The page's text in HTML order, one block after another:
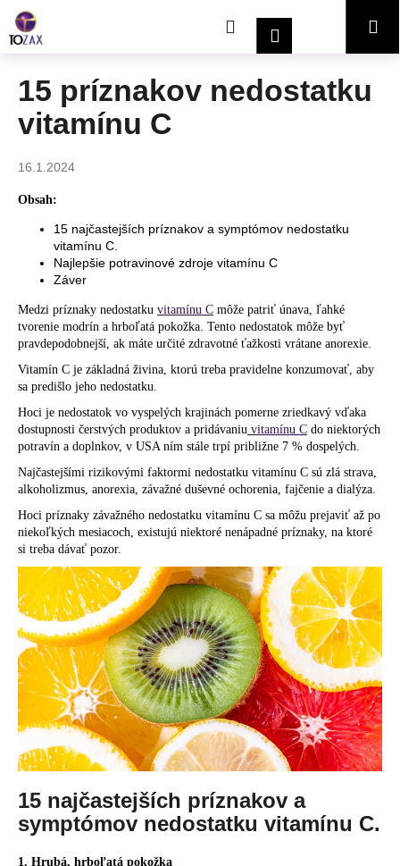
obsah
HľadaťPrihlásenieNákupný
košík
15 príznakov nedostatku
vitamínu C
16.1.2024
Obsah:
15 najčastejších príznakov a symptómov nedostatku
vitamínu C.
Najlepšie potravinové zdroje vitamínu C
Záver
Medzi príznaky nedostatku vitamínu C môže patriť únava, ľahké
tvorenie modrín a hrboľatá pokožka. Tento nedostatok môže byť
pravdepodobnejší, ak máte určité zdravotné ťažkosti vrátane anorexie.
Vitamín C je základná živina, ktorú treba pravidelne konzumovať, aby
sa predišlo jeho nedostatku.
Hoci je nedostatok vo vyspelých krajinách pomerne zriedkavý vďaka
dostupnosti čerstvých produktov a pridávaniu vitamínu C do niektorých
potravín a doplnkov, v USA ním stále trpí približne 7 % dospelých.
Najčastejšími rizikovými faktormi nedostatku vitamínu C sú zlá strava,
alkoholizmus, anorexia, závažné duševné ochorenia, fajčenie a dialýza.
Hoci príznaky závažného nedostatku vitamínu C sa môžu prejaviť až po
niekoľkých mesiacoch, existujú niektoré nenápadné príznaky, na ktoré
si treba dávať pozor.
15 najčastejších príznakov a
symptómov nedostatku vitamínu C.
1. Hrubá, hrboľatá pokožka
o
Č
o
o
t
j
e
t
e
á
j
s
ť
?
HĽADAŤ
O
d
p
r
č
a
m
e